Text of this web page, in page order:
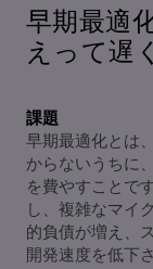
早期最適
えって遅
課題
早期最適化とは
からないうちに
を費やすことで
し、複雑なマイ
的負債が増え、
開発速度を低下